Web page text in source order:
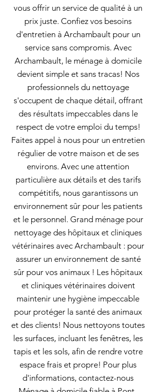
vous offrir un service de qualité à un
prix juste. Confiez vos besoins
d'entretien à Archambault pour un
service sans compromis. Avec
Archambault, le ménage à domicile
devient simple et sans tracas! Nos
professionnels du nettoyage
s'occupent de chaque détail, offrant
des résultats impeccables dans le
respect de votre emploi du temps!
Faites appel à nous pour un entretien
régulier de votre maison et de ses
environs. Avec une attention
particulière aux détails et des tarifs
compétitifs, nous garantissons un
environnement sûr pour les patients
et le personnel. Grand ménage pour
nettoyage des hôpitaux et cliniques
vétérinaires avec Archambault : pour
assurer un environnement de santé
sûr pour vos animaux ! Les hôpitaux
et cliniques vétérinaires doivent
maintenir une hygiène impeccable
pour protéger la santé des animaux
et des clients! Nous nettoyons toutes
les surfaces, incluant les fenêtres, les
tapis et les sols, afin de rendre votre
espace frais et propre! Pour plus
d'informations, contactez-nous